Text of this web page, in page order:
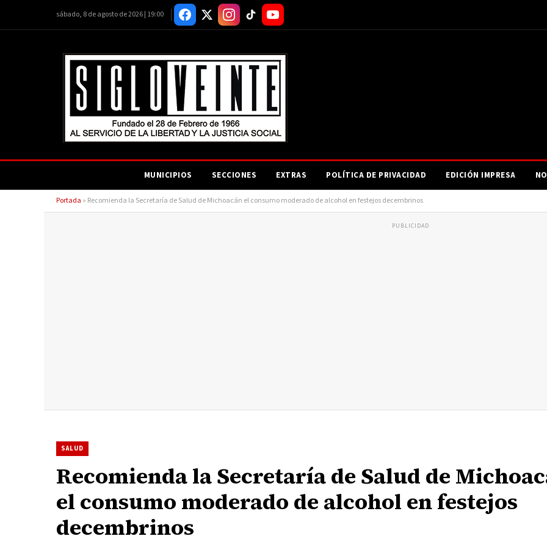
sábado, 8 de agosto de 2026 | 19:00
MUNICIPIOS SECCIONES EXTRAS POLÍTICA DE PRIVACIDAD EDICIÓN IMPRESA
Portada » Recomienda la Secretaría de Salud de Michoacán el consumo moderado de alcohol en festejos decembrinos
PUBLICIDAD
SALUD
Recomienda la Secretaría de Salud de
el consumo moderado de alcohol en festejos
decembrinos